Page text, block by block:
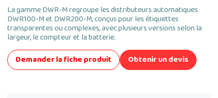
La gamme DWR-M regroupe les distributeurs automatiques
DWR100-M et DWR200-M, conçus pour les étiquettes
transparentes ou complexes, avec plusieurs versions selon la
largeur, le compteur et la batterie.
Demander la fiche produit
Obtenir un devis